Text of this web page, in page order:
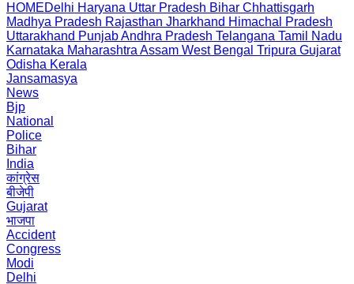
HOMEDelhi Haryana Uttar Pradesh Bihar Chhattisgarh
Madhya Pradesh Rajasthan Jharkhand Himachal Pradesh
Uttarakhand PunjabAndhra Pradesh Telangana Tamil Nadu
Karnataka Maharashtra Assam West Bengal Tripura Gujarat
Odisha Kerala
Jansamasya
News
Bjp
National
Police
Bihar
India
कांग्रेस
बीजेपी
Gujarat
भाजपा
Accident
Congress
Modi
Delhi